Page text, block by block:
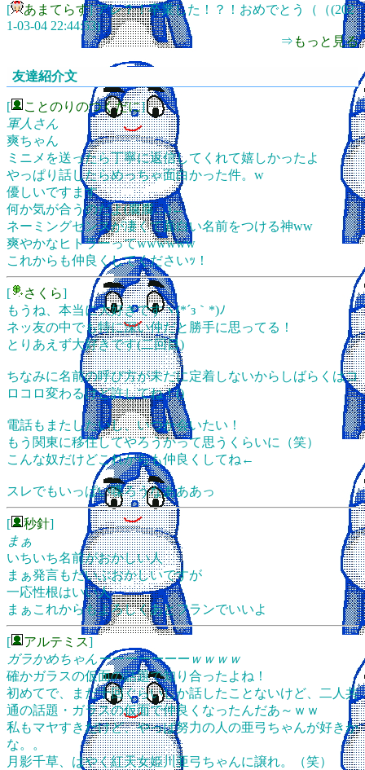
[
あまてらす] アレ？！卒業した！？！おめでとう（（(202
1-03-04 22:44:53)
⇒ もっと見る
友達紹介文
[ ことのりのつくだに]
軍人さん
爽ちゃん
ミニメを送ったら丁寧に返信してくれて嬉しかったよ
やっぱり話したらめっちゃ面白かった件。w
優しいですます
何か気が合うのだよ(腐腐…)←
ネーミングセンスが凄くて面白い名前をつける神ww
爽やかなヒトラーってwwwwww
これからも仲良くしてくださいｯ！
[ さくら]
もうね、本当に大好きですヽ(*´з｀*)ﾉ
ネッ友の中でも特に深い仲だと勝手に思ってる！
とりあえず大好きです(二回目)
ちなみに名前の呼び方が未だに定着しないからしばらくはコ
ロコロ変わるけど許してね！()
電話もまたしたいし、いつか会いたい！
もう関東に移住してやろうかって思うくらいに（笑）
こんな奴だけどこれからも仲良くしてね←
スレでもいっぱい喋ろうなあああっ
[ 秒針]
まぁ
いちいち名前がおかしい人
まぁ発言もだいぶおかしいですが
一応性根はいい人
まぁこれからもよろしくあとフランでいいよ
[ アルテミス]
ガラかめちゃんーーーーーーーｗｗｗｗ
確かガラスの仮面の話題で知り合ったよね！
初めてで、まだ十回ぐらいしか話したことないけど、二人共
通の話題・ガラスの仮面で仲良くなったんだあ～ｗｗ
私もマヤすきだけど、やっぱ努力の人の亜弓ちゃんが好きか
な。。
月影千草、はやく紅天女姫川亜弓ちゃんに譲れ。（笑）